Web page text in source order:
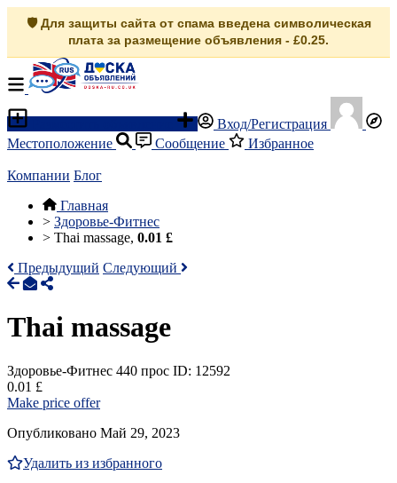
🛡️ Для защиты сайта от спама введена символическая
плата за размещение объявления - £0.25.
Вход/Регистрация
Местоположение
Сообщение Избранное
Компании Блог
Главная
> Здоровье-Фитнес
> Thai massage, 0.01 £
Предыдущий Следующий
Thai massage
Здоровье-Фитнес 440 прос ID: 12592
0.01 £
Make price offer
Опубликовано Май 29, 2023
Удалить из избранного